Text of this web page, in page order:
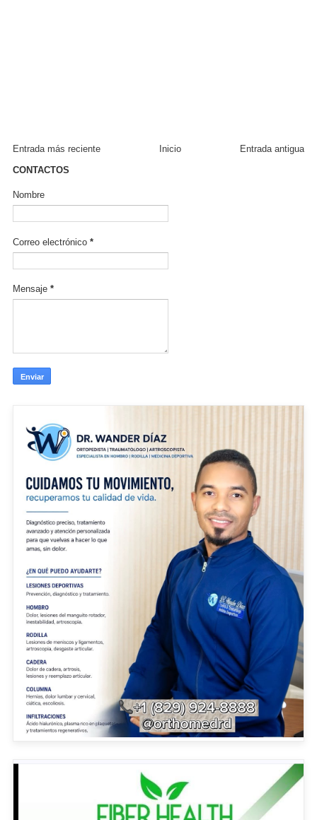
Entrada más reciente Entrada antigua
Inicio
CONTACTOS
Nombre
Correo electrónico *
Mensaje *